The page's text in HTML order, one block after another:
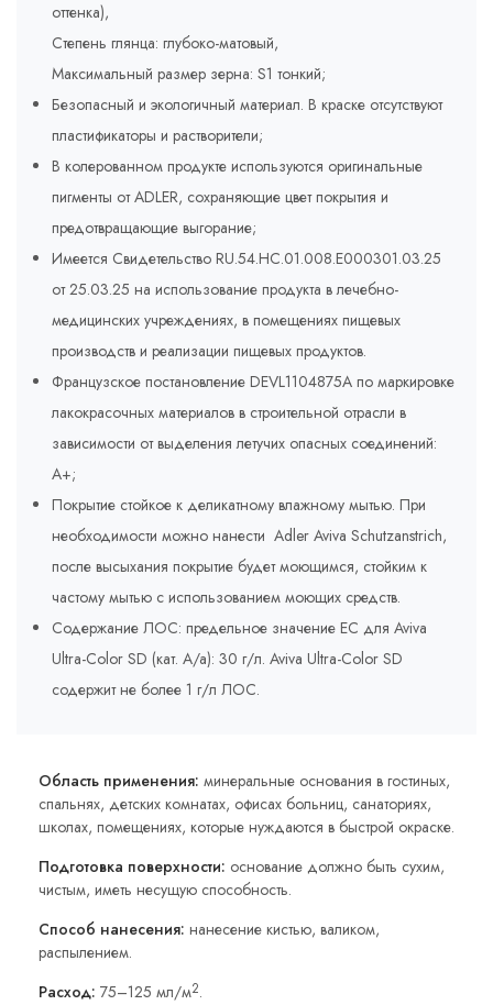
оттенка),
Степень глянца: глубоко-матовый,
Максимальный размер зерна: S1 тонкий;
Безопасный и экологичный материал. В краске отсутствуют
пластификаторы и растворители;
В колерованном продукте используются оригинальные
пигменты от ADLER, сохраняющие цвет покрытия и
предотвращающие выгорание;
Имеется Свидетельство RU.54.HC.01.008.E000301.03.25
от 25.03.25 на использование продукта в лечебно-
медицинских учреждениях, в помещениях пищевых
производств и реализации пищевых продуктов.
Французское постановление DEVL1104875A по маркировке
лакокрасочных материалов в строительной отрасли в
зависимости от выделения летучих опасных соединений:
A+;
Покрытие стойкое к деликатному влажному мытью. При
необходимости можно нанести Adler Aviva Schutzanstrich,
после высыхания покрытие будет моющимся, стойким к
частому мытью с использованием моющих средств.
Содержание ЛОС: предельное значение ЕС для Aviva
Ultra-Color SD (кат. A/a): 30 г/л. Aviva Ultra-Color SD
содержит не более 1 г/л ЛОС.
Область применения: минеральные основания в гостиных,
спальнях, детских комнатах, офисах больниц, санаториях,
школах, помещениях, которые нуждаются в быстрой окраске.
Подготовка поверхности: основание должно быть сухим,
чистым, иметь несущую способность.
Способ нанесения: нанесение кистью, валиком,
распылением.
Расход: 75–125 мл/м2.